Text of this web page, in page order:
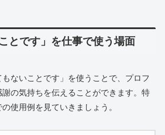
とです」を仕事で使う場面
ないことです」を使うことで、プロフ
の気持ちを伝えることができます。特
使用例を見ていきましょう。